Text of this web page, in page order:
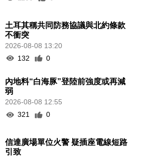
土耳其稱共同防務協議與北約條款
不衝突
2026-08-08 13:20
132
0
內地料“白海豚”登陸前強度或再減
弱
2026-08-08 12:55
321
0
信達廣場單位火警 疑插座電線短路
引致